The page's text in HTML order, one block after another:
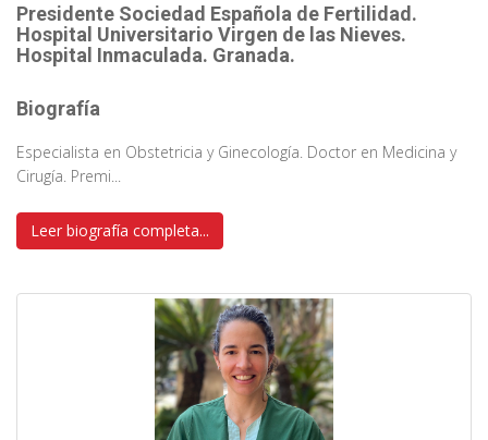
Presidente Sociedad Española de Fertilidad.
Hospital Universitario Virgen de las Nieves.
Hospital Inmaculada. Granada.
Biografía
Especialista en Obstetricia y Ginecología. Doctor en Medicina y
Cirugía. Premi...
Leer biografía completa...